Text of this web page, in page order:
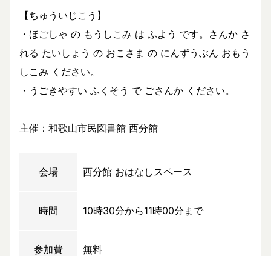
【ちゅういじこう】
・ほごしゃ の もうしこみ は ふよう です。さんか さ
れる たいしょう の おこさま の にんずうぶん おもう
しこみ ください。
・うごきやすい ふくそう で ごさんか ください。
主催：和歌山市民図書館 西分館
会場 西分館 おはなしスペース
時間 10時30分から11時00分まで
参加費 無料